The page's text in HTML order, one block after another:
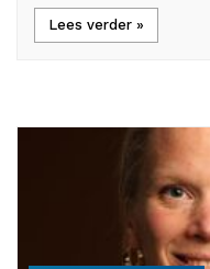
Lees verder »